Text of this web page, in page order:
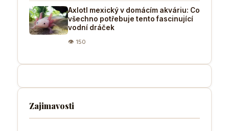
Axlotl mexický v domácím akváriu: Co
všechno potřebuje tento fascinující
vodní dráček
👁 150
Zajimavosti